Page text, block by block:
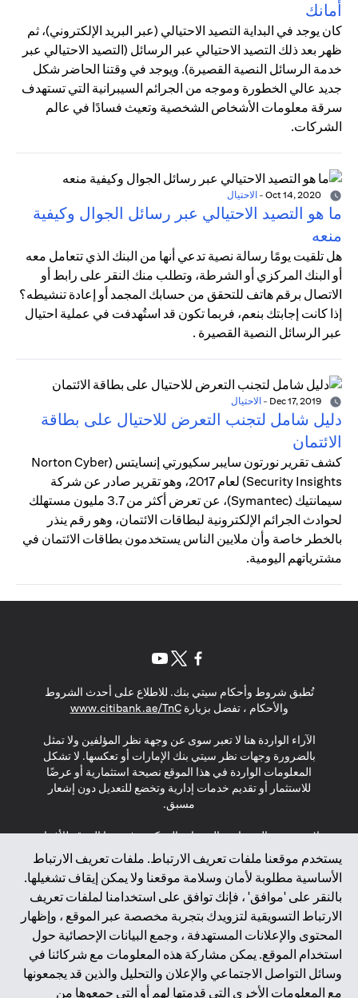
أمانك
كان يوجد في البداية التصيد الاحتيالي (عبر البريد الإلكتروني)، ثم
ظهر بعد ذلك التصيد الاحتيالي عبر الرسائل (التصيد الاحتيالي عبر
خدمة الرسائل النصية القصيرة). ويوجد في وقتنا الحاضر شكل
جديد عالي الخطورة وموجه من الجرائم السيبرانية التي تستهدف
سرقة معلومات الأشخاص الشخصية وتعيث فسادًا في عالم
الشركات.
- الاحتيال
ما هو التصيد الاحتيالي عبر رسائل الجوال وكيفية
منعه
هل تلقيت يومًا رسالة نصية تدعي أنها من البنك الذي تتعامل معه
أو البنك المركزي أو الشرطة، وتطلب منك النقر على رابط أو
الاتصال برقم هاتف للتحقق من حسابك المجمد أو إعادة تنشيطه؟
إذا كانت إجابتك بنعم، فربما تكون قد استُهدفت في عملية احتيال
عبر الرسائل النصية القصيرة .
- الاحتيال
دليل شامل لتجنب التعرض للاحتيال على بطاقة
الائتمان
كشف تقرير نورتون سايبر سكيورتي إنسايتس (Norton Cyber
Security Insights) لعام 2017، وهو تقرير صادر عن شركة
سيمانتيك (Symantec)، عن تعرض أكثر من 3.7 مليون مستهلك
لحوادث الجرائم الإلكترونية لبطاقات الائتمان، وهو رقم ينذر
بالخطر خاصة وأن ملايين الناس يستخدمون بطاقات الائتمان في
مشترياتهم اليومية.
يستخدم موقعنا ملفات تعريف الارتباط. ملفات تعريف الارتباط
الأساسية مطلوبة لأمان وسلامة موقعنا ولا يمكن إيقاف تشغيلها.
بالنقر على 'موافق' ، فإنك توافق على استخدامنا لملفات تعريف
الارتباط التسويقية لتزويدك بتجربة مخصصة عبر الموقع ، وإظهار
المحتوى والإعلانات المستهدفة ، وجمع البيانات الإحصائية حول
استخدام الموقع. يمكن مشاركة هذه المعلومات مع شركائنا في
وسائل التواصل الاجتماعي والإعلان والتحليل والذين قد يجمعونها
مع المعلومات الأخرى التي قدمتها لهم أو التي جمعوها من
تُطبق شروط وأحكام سيتي بنك. للاطلاع على أحدث الشروط
والأحكام ، تفضل بزيارةwww.citibank.ae/TnC
in a new tab
الآراء الواردة هنا لا تعبر سوى عن وجهة نظر المؤلفين ولا تمثل
بالضرورة وجهات نظر سيتي بنك الإمارات أو تعكسها. لا تشكل
المعلومات الواردة في هذا الموقع نصيحة استثمارية أو عرضًا
للاستثمار أو تقديم خدمات إدارية وتخضع للتعديل دون إشعار
مسبق.
لا يتم تقديم المنتجات والخدمات المذكورة في هذا الموقع للأفراد
المقيمين في الاتحاد الأوروبي أو المنطقة الاقتصادية الأوروبية أو
سويسرا أو غيرنسي أو جيرسي أو موناكو أو سان مارينو أو
الفاتيكان أو جزيرة مان أو المملكة المتحدة أو خصوصية البيانات
(لائحة حماية البيانات العامة \ قانون حماية البيانات الشخصية
العامة \ قانون خصوصية نيوزيلندا). المحتوى الموجود في هذه
الصفحة ليس ولا ينبغي تفسيره على أنه عرض أو دعوة أو دعوة
لشراء أو بيع أي من المنتجات والخدمات المذكورة هنا لمثل هؤلاء
الأفراد.